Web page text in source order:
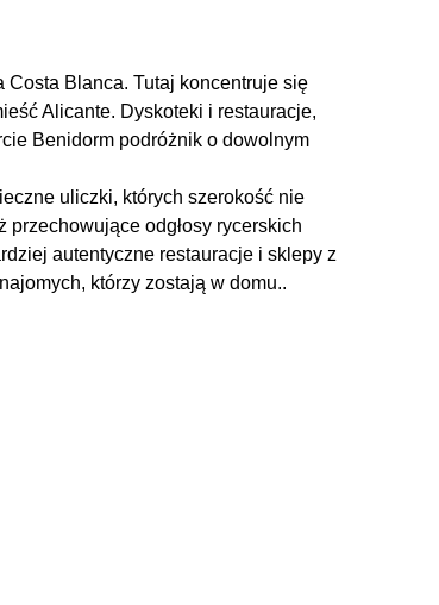
Costa Blanca. Tutaj koncentruje się
Alicante. Dyskoteki i restauracje,
Benidorm podróżnik o dowolnym
uliczki, których szerokość nie
odgłosy rycerskich
autentyczne restauracje i sklepy z
którzy zostają w domu..